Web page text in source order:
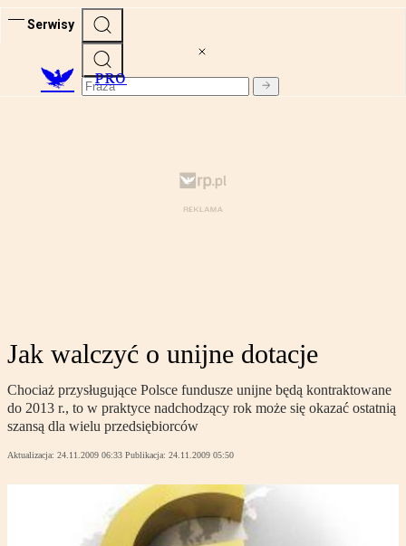
Serwisy
PRO
Jak walczyć o unijne dotacje
Chociaż przysługujące Polsce fundusze unijne będą kontraktowane
do 2013 r., to w praktyce nadchodzący rok może się okazać ostatnią
szansą dla wielu przedsiębiorców
Aktualizacja: 24.11.2009 06:33 Publikacja: 24.11.2009 05:50